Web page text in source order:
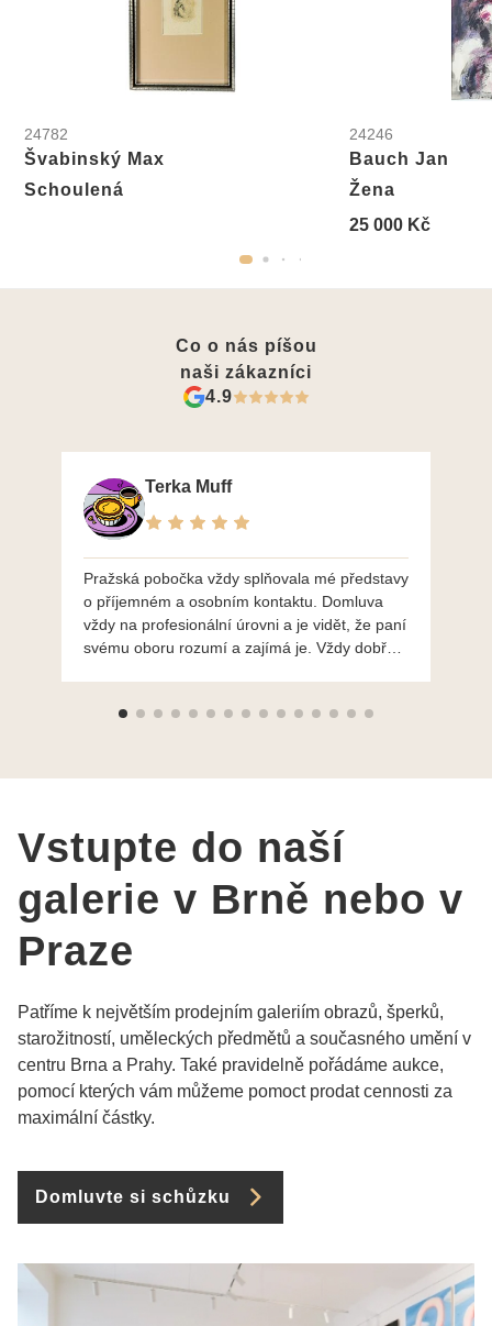
24782
Švabinský Max
Schoulená
24246
Bauch Jan
Žena
25 000 Kč
Co o nás píšou
naši zákazníci
4.9
Terka Muff
Pražská pobočka vždy splňovala mé představy
o příjemném a osobním kontaktu. Domluva
vždy na profesionální úrovni a je vidět, že paní
svému oboru rozumí a zajímá je. Vždy dobře a
výběru, jak už bylo napsáno - na požádání
Vstupte do naší
galerie v Brně nebo v
Praze
Patříme k největším prodejním galeriím obrazů, šperků,
starožitností, uměleckých předmětů a současného umění v
centru Brna a Prahy. Také pravidelně pořádáme aukce,
pomocí kterých vám můžeme pomoct prodat cennosti za
maximální částky.
Domluvte si schůzku